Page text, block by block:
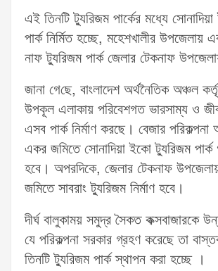
এই তিনটি ট্যুরিজম পার্কের মধ্যে
পার্ক নির্মিত হচ্ছে, মহেশখালীর উপজেলায়
নাফ ট্যুরিজম পার্ক জেলার টেকনাফ
জানা গে‌ছে, বাংলাদেশ অর্থনৈতিক অঞ্চল
উপকূল এলাকায় পরিবেশগত ভারসাম্য ও
এসব পার্ক নির্মাণ করছে। বেজার
একর জমিতে সোনাদিয়া ইকো ট্যুরিজম
হবে। অপরদিকে, জেলার টেকনাফ
জমিতে সাবরাং ট্যুরিজম নির্মাণ হবে।
দীর্ঘ বালুকাময় সমুদ্র সৈকত কক্সবাজারকে
যে পরিকল্পনা সরকার গ্রহণ করেছে তা
তিনটি ট্যুরিজম পার্ক স্থাপন করা হচ্ছে ।